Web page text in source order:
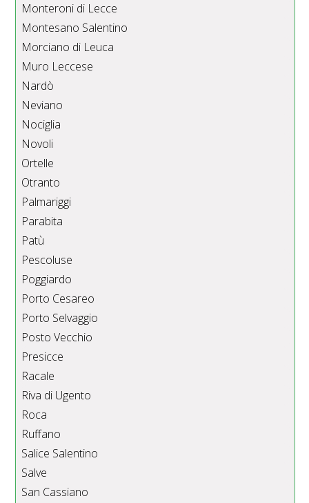
Monteroni di Lecce
Montesano Salentino
Morciano di Leuca
Muro Leccese
Nardò
Neviano
Nociglia
Novoli
Ortelle
Otranto
Palmariggi
Parabita
Patù
Pescoluse
Poggiardo
Porto Cesareo
Porto Selvaggio
Posto Vecchio
Presicce
Racale
Riva di Ugento
Roca
Ruffano
Salice Salentino
Salve
San Cassiano